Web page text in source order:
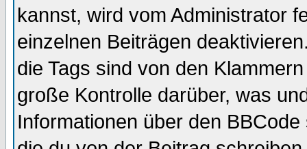
kannst, wird vom Administrator
einzelnen Beiträgen
die Tags sind von den
große Kontrolle darüber, was
Informationen über den